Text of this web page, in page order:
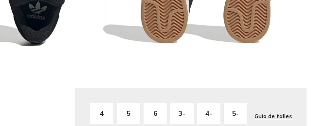
4 5 6 3- 4- 5- Guía de talles